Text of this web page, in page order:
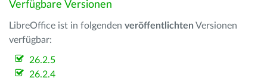
Verfügbare Versionen
LibreOffice ist in folgenden veröffentlichten Versionen
verfügbar:
26.2.5
26.2.4